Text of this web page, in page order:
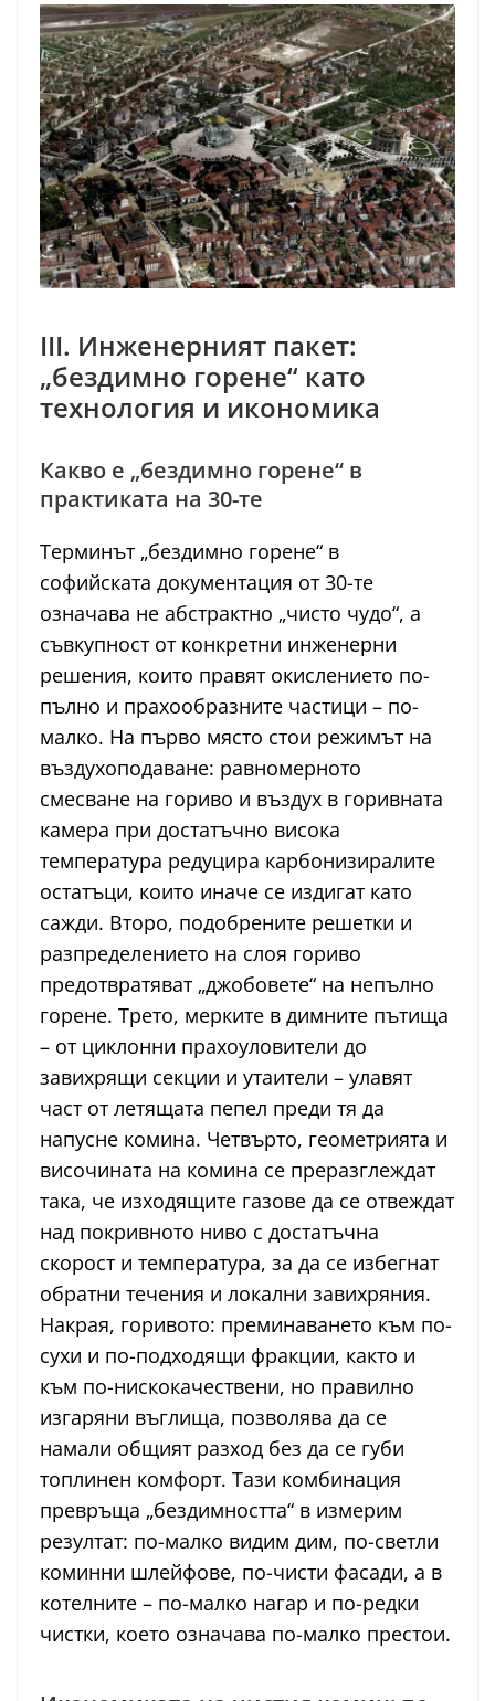
III. Инженерният пакет:
„бездимно горене“ като
технология и икономика
Какво е „бездимно горене“ в
практиката на 30-те
Терминът „бездимно горене“ в
софийската документация от 30-те
означава не абстрактно „чисто чудо“, а
съвкупност от конкретни инженерни
решения, които правят окислението по-
пълно и прахообразните частици – по-
малко. На първо място стои режимът на
въздухоподаване: равномерното
смесване на гориво и въздух в горивната
камера при достатъчно висока
температура редуцира карбонизиралите
остатъци, които иначе се издигат като
сажди. Второ, подобрените решетки и
разпределението на слоя гориво
предотвратяват „джобовете“ на непълно
горене. Трето, мерките в димните пътища
– от циклонни прахоуловители до
завихрящи секции и утаители – улавят
част от летящата пепел преди тя да
напусне комина. Четвърто, геометрията и
височината на комина се преразглеждат
така, че изходящите газове да се отвеждат
над покривното ниво с достатъчна
скорост и температура, за да се избегнат
обратни течения и локални завихряния.
Накрая, горивото: преминаването към по-
сухи и по-подходящи фракции, както и
към по-нискокачествени, но правилно
изгаряни въглища, позволява да се
намали общият разход без да се губи
топлинен комфорт. Тази комбинация
превръща „бездимността“ в измерим
резултат: по-малко видим дим, по-светли
коминни шлейфове, по-чисти фасади, а в
котелните – по-малко нагар и по-редки
чистки, което означава по-малко престои.